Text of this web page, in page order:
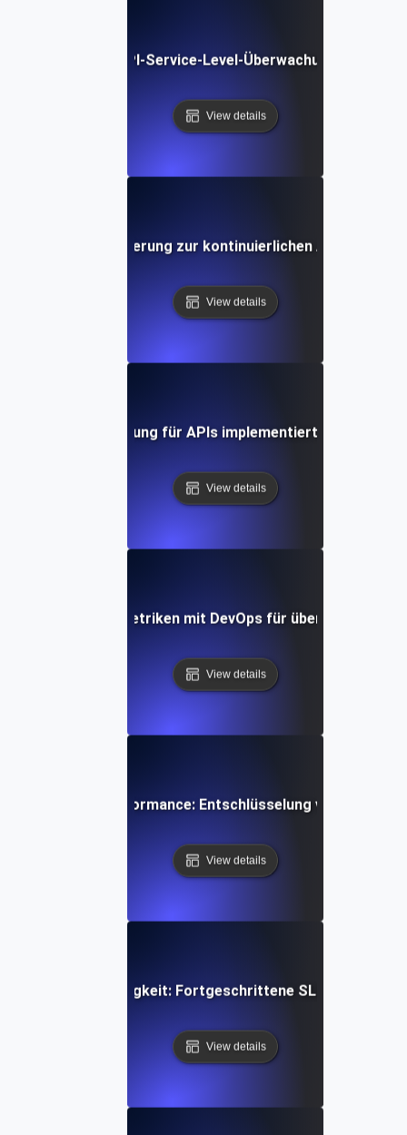
Trends in der API-Service-Level-Überwachung: Neue
View details
von Automatisierung zur kontinuierlichen API-SLI/
View details
SLI/SLO-Überwachung für APIs implementiert: Ein
View details
von SLI/SLO-Metriken mit DevOps für überragende
View details
der API-Performance: Entschlüsselung von SLIs,
View details
der API-Zuverlässigkeit: Fortgeschrittene SLI/SLO-
View details